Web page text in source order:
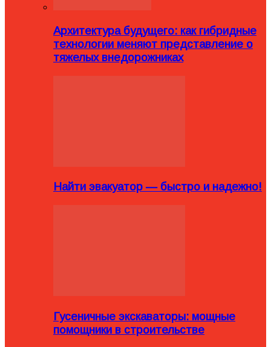
Архитектура будущего: как гибридные
технологии меняют представление о
тяжелых внедорожниках
Найти эвакуатор — быстро и надежно!
Гусеничные экскаваторы: мощные
помощники в строительстве